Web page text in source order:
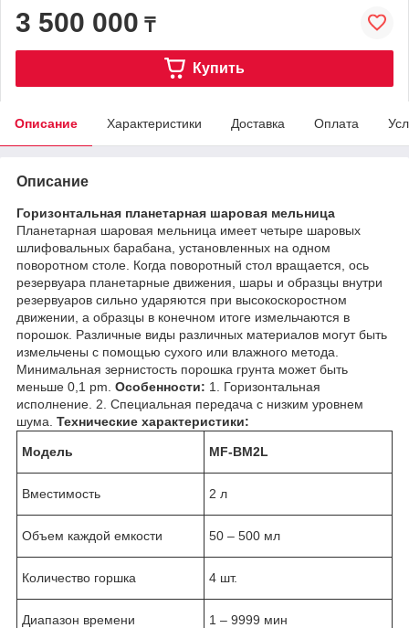
3 500 000 ₸
Купить
Описание Характеристики Доставка Оплата
Описание
Горизонтальная планетарная шаровая мельница
Планетарная шаровая мельница имеет четыре шаровых
шлифовальных барабана, установленных на одном
поворотном столе. Когда поворотный стол вращается, ось
резервуара планетарные движения, шары и образцы внутри
резервуаров сильно ударяются при высокоскоростном
движении, а образцы в конечном итоге измельчаются в
порошок. Различные виды различных материалов могут быть
измельчены с помощью сухого или влажного метода.
Минимальная зернистость порошка грунта может быть
меньше 0,1 pm. Особенности: 1. Горизонтальная
исполнение. 2. Специальная передача с низким уровнем
шума. Технические характеристики:
Модель MF-BM2L
Вместимость 2 л
Объем каждой емкости 50 – 500 мл
Количество горшка 4 шт.
Диапазон времени
1 – 9999 мин